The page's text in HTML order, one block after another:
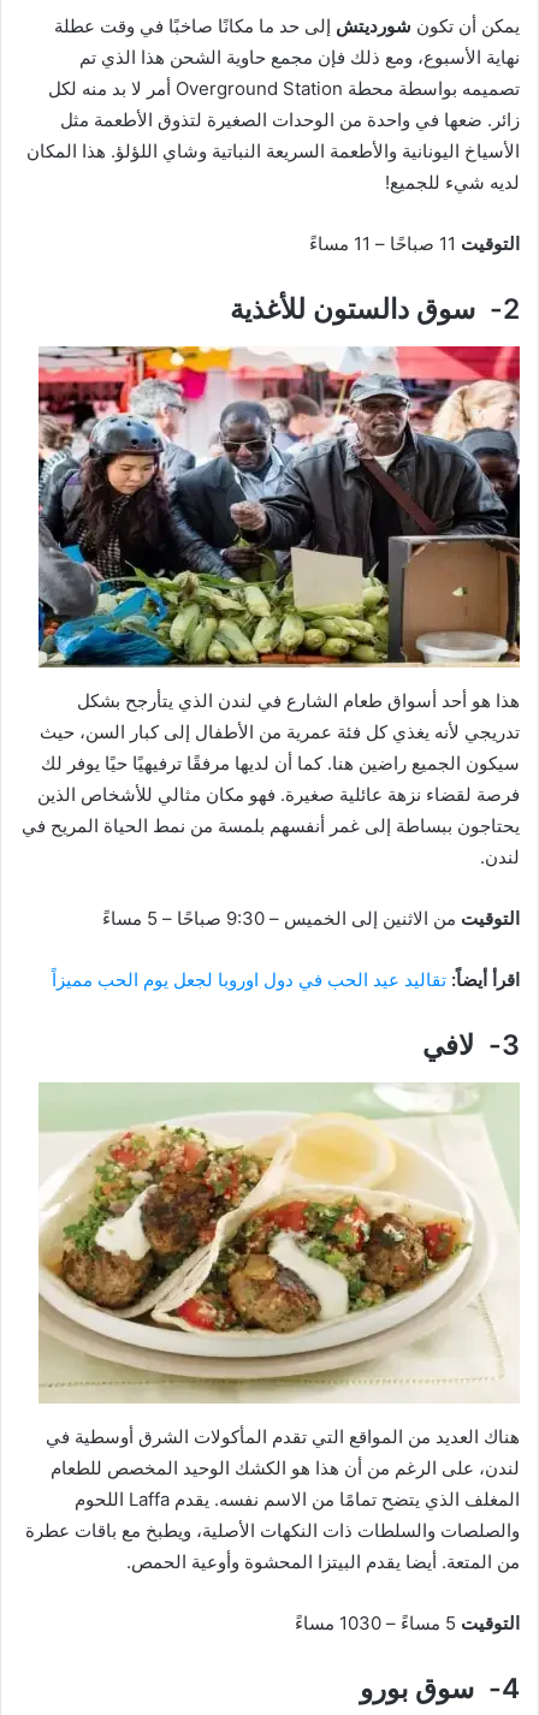
يمكن أن تكون شورديتش إلى حد ما مكانًا صاخبًا في وقت عطلة
نهاية الأسبوع، ومع ذلك فإن مجمع حاوية الشحن هذا الذي تم
تصميمه بواسطة محطة Overground Station أمر لا بد منه لكل
زائر. ضعها في واحدة من الوحدات الصغيرة لتذوق الأطعمة مثل
الأسياخ اليونانية والأطعمة السريعة النباتية وشاي اللؤلؤ. هذا المكان
لديه شيء للجميع!
التوقيت
2- سوق دالستون للأغذية
هذا هو أحد أسواق طعام الشارع في لندن الذي يتأرجح بشكل
تدريجي لأنه يغذي كل فئة عمرية من الأطفال إلى كبار السن، حيث
سيكون الجميع راضين هنا. كما أن لديها مرفقًا ترفيهيًا حيًا يوفر لك
فرصة لقضاء نزهة عائلية صغيرة. فهو مكان مثالي للأشخاص الذين
يحتاجون ببساطة إلى غمر أنفسهم بلمسة من نمط الحياة المريح في
لندن.
التوقيت من الاثنين إلى الخميس – 9:30 صباحًا – 5 مساءً
اقرأ أيضاً: تقاليد عيد الحب في دول اوروبا لجعل يوم الحب مميزاً
3- لافي
هناك العديد من المواقع التي تقدم المأكولات الشرق أوسطية في
لندن، على الرغم من أن هذا هو الكشك الوحيد المخصص للطعام
المغلف الذي يتضح تمامًا من الاسم نفسه. يقدم Laffa اللحوم
والصلصات والسلطات ذات النكهات الأصلية، ويطبخ مع باقات عطرة
من المتعة. أيضا يقدم البيتزا المحشوة وأوعية الحمص.
التوقيت
4- سوق بورو